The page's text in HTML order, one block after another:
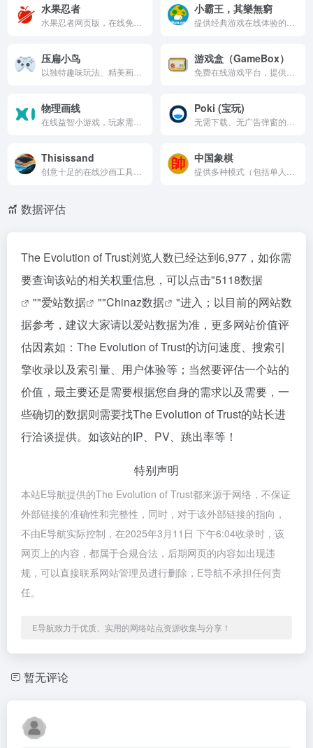
水果忍者 小霸王，其樂無窮
压扁小鸟 游戏盒（GameBox）
物理画线 Poki (宝玩)
Thisissand 中国象棋
数据评估
The Evolution of Trust浏览人数已经达到6,977，如你需
要查询该站的相关权重信息，可以点击"5118数据
""爱站数据 ""Chinaz数据
"进入；以目前的网站数
据参考，建议大家请以爱站数据为准，更多网站价值评
估因素如：The Evolution of Trust的访问速度、搜索引
擎收录以及索引量、用户体验等；当然要评估一个站的
价值，最主要还是需要根据您自身的需求以及需要，一
些确切的数据则需要找The Evolution of Trust的站长进
行洽谈提供。如该站的IP、PV、跳出率等！
特别声明
本站E导航提供的The Evolution of Trust都来源于网络，不保证
外部链接的准确性和完整性，同时，对于该外部链接的指向，
不由E导航实际控制，在2025年3月11日 下午6:04收录时，该
网页上的内容，都属于合规合法，后期网页的内容如出现违
规，可以直接联系网站管理员进行删除，E导航不承担任何责
任。
E导航致力于优质、实用的网络站点资源收集与分享！
暂无评论